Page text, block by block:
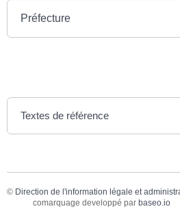
Préfecture
Textes de référence
© Direction de l'information légale et
comarquage developpé par baseo.io